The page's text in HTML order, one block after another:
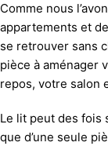
Comme nous
appartements et
se retrouver sans
pièce à aménager
repos, votre salon
Le lit peut des fois
que d’une seule